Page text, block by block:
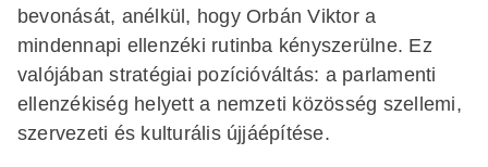
bevonását, anélkül, hogy Orbán Viktor a
mindennapi ellenzéki rutinba kényszerülne. Ez
valójában stratégiai pozícióváltás: a parlamenti
ellenzékiség helyett a nemzeti közösség szellemi,
szervezeti és kulturális újjáépítése.